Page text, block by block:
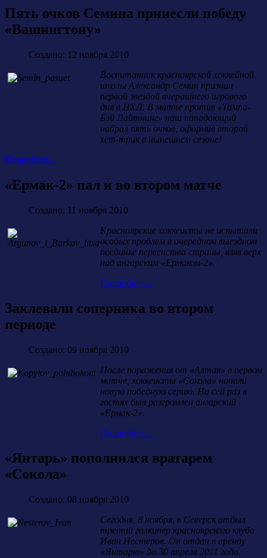
Пять очков Семина принесли победу
«Вашингтону»
Создано: 12 ноября 2010
Воспитанник красноярской хоккейной
школы Александр Семин признан
первой звездой вчерашнего игрового
дня в НХЛ. В матче против «Тампа-
Бэй Лайтнинг» наш нападающий
набрал пять очков, оформив второй
хет-трик в нынешнем сезоне!
Подробнее...
«Ермак-2» пал и во втором матче
Создано: 11 ноября 2010
Красноярские хоккеисты не испытали
особых проблем в очередном выездном
поединке первенства страны, взяв верх
над ангарским «Ермаком-2».
Подробнее...
Заклевали соперника во втором
периоде
Создано: 09 ноября 2010
После поражения от «Алтая» в первом
матче, хоккеисты «Сокола» начали
новую победную серию. На сей раз в
гостях был разгромлен ангарский
«Ермак-2».
Подробнее...
«Янтарь» пополнился вратарем
«Сокола»
Создано: 08 ноября 2010
Сегодня, 8 ноября, в Северск отбыл
третий голкипер красноярского клуба
Иван Нестеров. Он отдан в аренду
«Янтарю» до 30 апреля 2011 года.